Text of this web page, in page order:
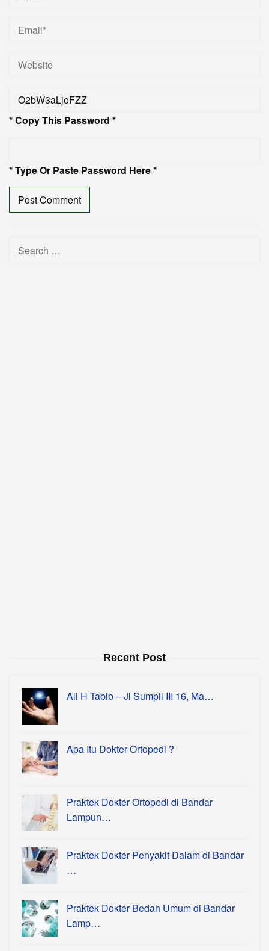
* Copy This Password *
* Type Or Paste Password Here *
Search
Recent Post
Ali H Tabib – Jl Sumpil III 16, Ma…
Apa Itu Dokter Ortopedi ?
Praktek Dokter Ortopedi di Bandar
Lampun…
Praktek Dokter Penyakit Dalam di Bandar
…
Praktek Dokter Bedah Umum di Bandar
Lamp…